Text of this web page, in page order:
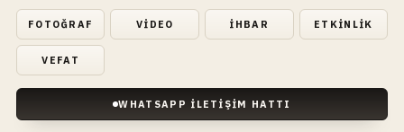
FOTOĞRAF VIDEO İHBAR ETKINLIK
VEFAT
WHATSAPP İLETIŞIM HATTI